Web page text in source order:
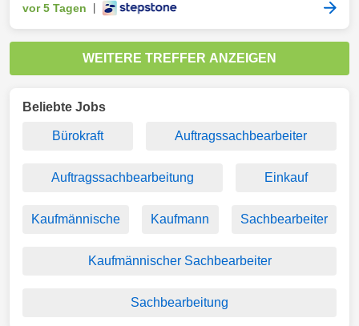
vor 5 Tagen
WEITERE TREFFER ANZEIGEN
Beliebte Jobs
Bürokraft Auftragssachbearbeiter
Auftragssachbearbeitung Einkauf
Kaufmännische Kaufmann Sachbearbeiter
Kaufmännischer Sachbearbeiter
Sachbearbeitung